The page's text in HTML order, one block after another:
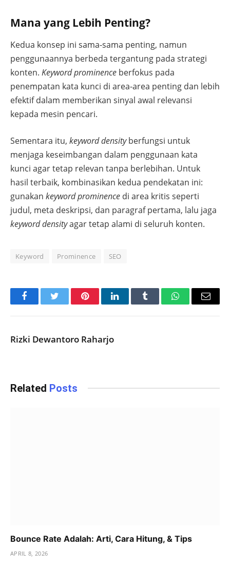
Mana yang Lebih Penting?
Kedua konsep ini sama-sama penting, namun
penggunaannya berbeda tergantung pada strategi
konten. Keyword prominence berfokus pada
penempatan kata kunci di area-area penting dan lebih
efektif dalam memberikan sinyal awal relevansi
kepada mesin pencari.
Sementara itu, keyword densityberfungsi untuk
menjaga keseimbangan dalam penggunaan kata
kunci agar tetap relevan tanpa berlebihan. Untuk
hasil terbaik, kombinasikan kedua pendekatan ini:
gunakan keyword prominence di area kritis seperti
judul, meta deskripsi, dan paragraf pertama, lalu jaga
keyword densityagar tetap alami di seluruh konten.
Keyword Prominence SEO
FacebookTwitter PinterestLinkedInTumblr WhatsAppEmail
Rizki Dewantoro Raharjo
Related Posts
Bounce Rate Adalah: Arti, Cara Hitung, & Tips
APRIL 8, 2026